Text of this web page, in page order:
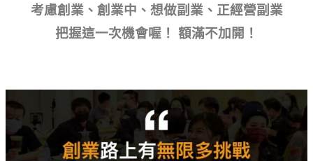
考慮創業、創業中、想做副業、正經營副業
把握這一次機會喔！ 額滿不加開！